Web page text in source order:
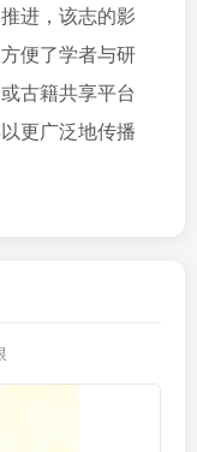
进，该志的影
便了学者与研
古籍共享平台
更广泛地传播